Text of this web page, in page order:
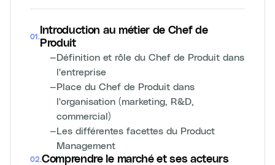
01 .
Introduction au métier de Chef de
Produit
—Définition et rôle du Chef de Produit dans
l'entreprise
—Place du Chef de Produit dans
l'organisation (marketing, R&D,
commercial)
—Les différentes facettes du Product
Management
02.Comprendre le marché et ses acteurs